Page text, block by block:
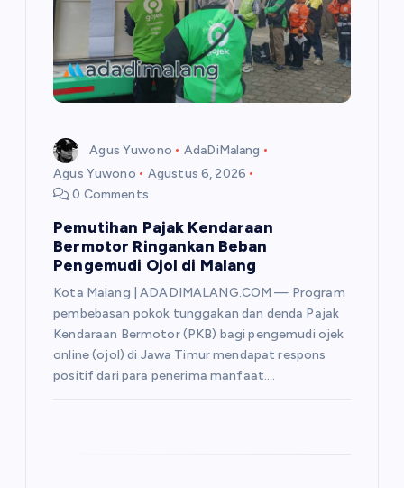
Agus Yuwono
AdaDiMalang
Agus Yuwono
Agustus 6, 2026
0 Comments
Pemutihan Pajak Kendaraan
Bermotor Ringankan Beban
Pengemudi Ojol di Malang
Kota Malang | ADADIMALANG.COM — Program
pembebasan pokok tunggakan dan denda Pajak
Kendaraan Bermotor (PKB) bagi pengemudi ojek
online (ojol) di Jawa Timur mendapat respons
positif dari para penerima manfaat.…